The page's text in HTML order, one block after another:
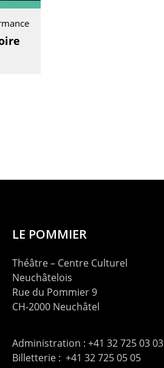
LE POMMIER
Théâtre – Centre Culturel
Neuchâtelois
Rue du Pommier 9
CH-2000 Neuchâtel
Administration : +41 32 725 03 03
Billetterie : +41 32 725 05 05